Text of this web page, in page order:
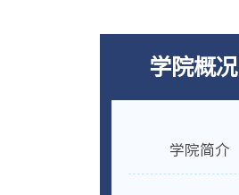
学院概况
学院简介